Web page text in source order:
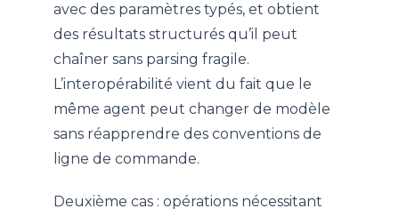
avec des paramètres typés, et obtient
des résultats structurés qu’il peut
chaîner sans parsing fragile.
L’interopérabilité vient du fait que le
même agent peut changer de modèle
sans réapprendre des conventions de
ligne de commande.
Deuxième cas : opérations nécessitant